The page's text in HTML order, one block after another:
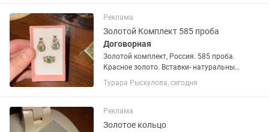
Реклама
Золотой Комплект 585 проба
Договорная
Золотой комплект, Россия. 585 проба.
Красное золото. Вставки- натуральные
изумруды. Кольцо размер 17.
Турара Рыскулова, сегодня
Реклама
Золотое кольцо